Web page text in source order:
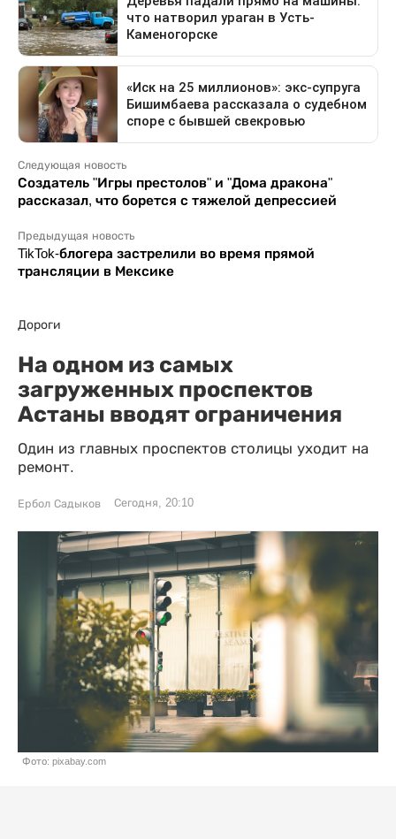
Следующая новость
Создатель "Игры престолов" и "Дома дракона"
рассказал, что борется с тяжелой депрессией
Предыдущая новость
TikTok-блогера застрелили во время прямой
трансляции в Мексике
Дороги
На одном из самых
загруженных проспектов
Астаны вводят ограничения
Один из главных проспектов столицы уходит на
ремонт.
Ербол Садыков Сегодня, 20:10
Фото: pixabay.com